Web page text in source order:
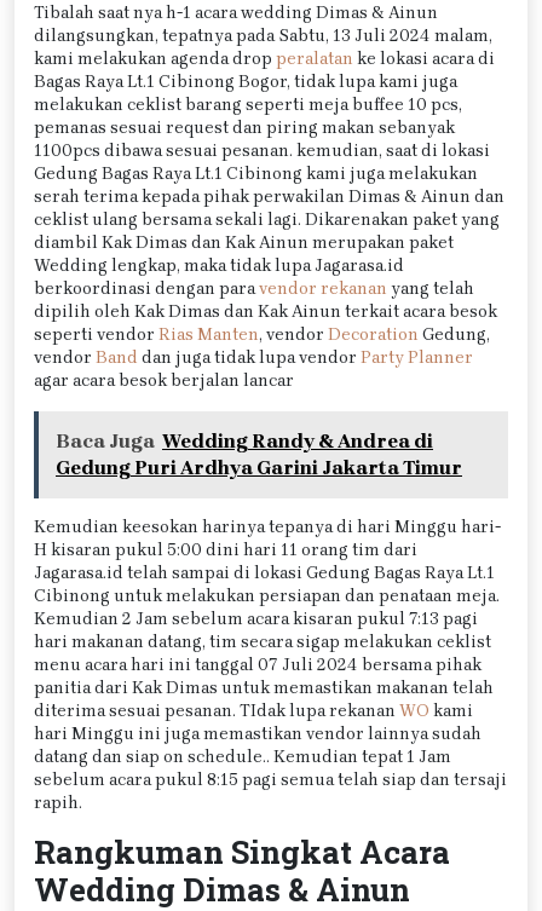
Tibalah saat nya h-1 acara wedding Dimas & Ainun
dilangsungkan, tepatnya pada Sabtu, 13 Juli 2024 malam,
kami melakukan agenda drop peralatan ke lokasi acara di
Bagas Raya Lt.1 Cibinong Bogor, tidak lupa kami juga
melakukan ceklist barang seperti meja buffee 10 pcs,
pemanas sesuai request dan piring makan sebanyak
1100pcs dibawa sesuai pesanan. kemudian, saat di lokasi
Gedung Bagas Raya Lt.1 Cibinong kami juga melakukan
serah terima kepada pihak perwakilan Dimas & Ainun dan
ceklist ulang bersama sekali lagi. Dikarenakan paket yang
diambil Kak Dimas dan Kak Ainun merupakan paket
Wedding lengkap, maka tidak lupa Jagarasa.id
berkoordinasi dengan paravendor rekanan yang telah
dipilih oleh Kak Dimas dan Kak Ainun terkait acara besok
seperti vendor Rias Manten, vendor Decoration Gedung,
vendor Band dan juga tidak lupa vendor Party Planner
agar acara besok berjalan lancar
Baca Juga Wedding Randy & Andrea di
Gedung Puri Ardhya Garini Jakarta Timur
Kemudian keesokan harinya tepanya di hari Minggu hari-
H kisaran pukul 5:00 dini hari 11 orang tim dari
Jagarasa.id telah sampai di lokasi Gedung Bagas Raya Lt.1
Cibinong untuk melakukan persiapan dan penataan meja.
Kemudian 2 Jam sebelum acara kisaran pukul 7:13 pagi
hari makanan datang, tim secara sigap melakukan ceklist
menu acara hari ini tanggal 07 Juli 2024 bersama pihak
panitia dari Kak Dimas untuk memastikan makanan telah
diterima sesuai pesanan. TIdak lupa rekanan WO kami
hari Minggu ini juga memastikan vendor lainnya sudah
datang dan siap on schedule.. Kemudian tepat 1 Jam
sebelum acara pukul 8:15 pagi semua telah siap dan tersaji
rapih.
Rangkuman Singkat Acara
Wedding Dimas & Ainun